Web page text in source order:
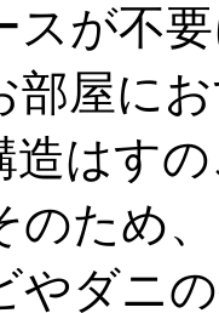
スが不
部屋に
造はす
のため
やダニ